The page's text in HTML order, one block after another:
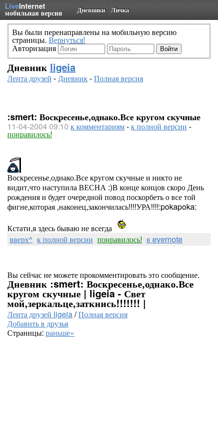
LiveInternet
мобильная версия Дневники Личка
Вы были перенаправлены на мобильную версию
страницы. Вернуться!
Авторизация
Дневник ligeia
Лента друзей -Дневник-Полная версия
:smert: Воскресенье,однако.Все кругом скучные
11-04-2004 09:10 к комментариям-к полной версии -
понравилось!
Воскресенье,однако.Все кругом скучные и никто не
видит,что наступила ВЕСНА :)В конце концов скоро День
рождения и будет очередной повод поскорбеть о все той
фигне,которая ,наконец,закончилась!!!!УРА!!!!:pokapoka:
Кстати,я здесь бываю не всегда
вверх^ к полной версии понравилось! в evernote
Вы сейчас не можете прокомментировать это сообщение.
Дневник :smert: Воскресенье,однако.Все
кругом скучные | ligeia - Свет
мой,зеркальце,заткнись!!!!!!! |
Лента друзей ligeia/Полная версия
Добавить в друзья
Страницы: раньше»